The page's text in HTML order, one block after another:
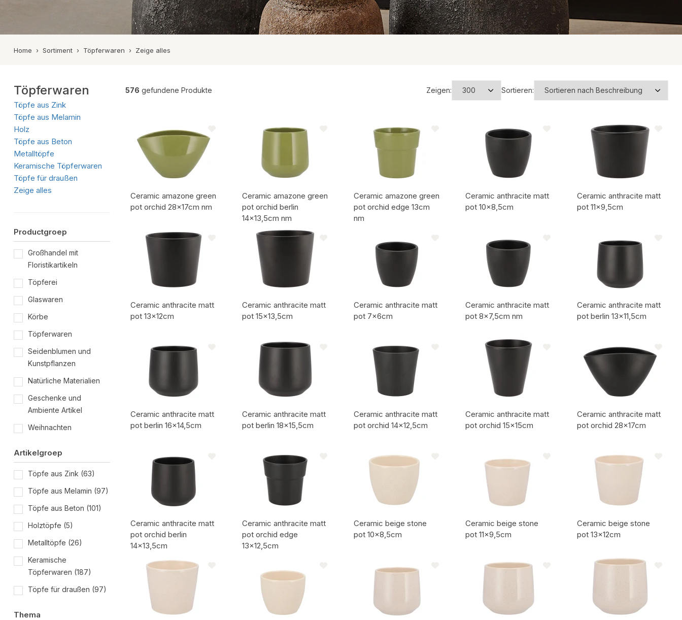
Antwort innerhalb von 24 Stunden!
Zeige alles
Natur-Deko
Zweige
Weihnachtsbeleuchtung
Weihnachtsanhänger
Zeige alles
Home › Sortiment › Töpferwaren › Zeige alles
Töpferwaren
Töpfe aus Zink
Töpfe aus Melamin
Holz
Töpfe aus Beton
Metalltöpfe
Keramische Töpferwaren
Töpfe für draußen
Zeige alles
Productgroep
Großhandel mit
Floristikartikeln
Töpferei
Glaswaren
Körbe
Töpferwaren
Seidenblumen und
Kunstpflanzen
Natürliche Materialien
Geschenke und
Ambiente Artikel
Weihnachten
Artikelgroep
Töpfe aus Zink (63)
Töpfe aus Melamin (97)
Töpfe aus Beton (101)
Holztöpfe (5)
Metalltöpfe (26)
Keramische
Töpferwaren (187)
Töpfe für draußen (97)
Thema
576 gefundene Produkte Zeigen: Sortieren:
Ceramic amazone green
pot orchid 28x17cm nm
Ceramic amazone green
pot orchid berlin
14x13,5cm nm
Artikelcode:
Ceramic amazone green
pot orchid edge 13cm
nm
Ceramic anthracite matt
pot 10x8,5cm
Ceramic anthracite matt
pot 11x9,5cm
Ceramic anthracite matt
pot 13x12cm
Ceramic anthracite matt
pot 15x13,5cm
Ceramic anthracite matt
pot 7x6cm
Ceramic anthracite matt
pot 8x7,5cm nm
Artikelcode:
Ceramic anthracite matt
pot berlin 13x11,5cm
Ceramic anthracite matt
pot berlin 16x14,5cm
Ceramic anthracite matt
pot berlin 18x15,5cm
Ceramic anthracite matt
pot orchid 14x12,5cm
Ceramic anthracite matt
pot orchid 15x15cm
Ceramic anthracite matt
pot orchid 28x17cm
Ceramic anthracite matt
pot orchid berlin
14x13,5cm
Ceramic anthracite matt
pot orchid edge
13x12,5cm
Ceramic beige stone
pot 10x8,5cm
Ceramic beige stone
pot 11x9,5cm
Ceramic beige stone
pot 13x12cm